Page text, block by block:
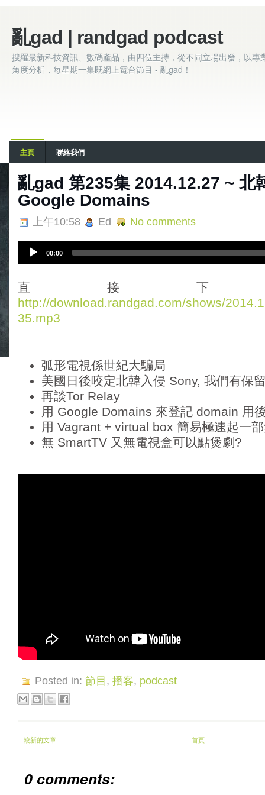
亂gad | randgad podcast
搜羅最新科技資訊、數碼產品，由四位主持，從不同立場出發，以專
角度分析，每星期一集既網上電台節目 - 亂gad！
主頁 聯絡我們
亂gad 第235集 2014.12.27 ~ 北
Google Domains
上午10:58 Ed No comments
i
o
P
l
00:00
直接
http://download.randgad.com/shows/
35.mp3
弧形電視係世紀大騙局
美國日後咬定北韓入侵 Sony, 我們有保
再談Tor Relay
用 Google Domains 來登記 domain 用
用 Vagrant + virtual box 簡易極速起一
無 SmartTV 又無電視盒可以點煲劇?
Posted in: 節目, 播客, podcast
較新的文章 首頁
0 comments: